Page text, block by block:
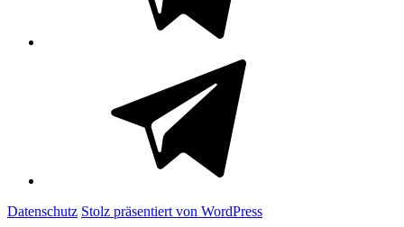
Datenschutz Stolz präsentiert von WordPress